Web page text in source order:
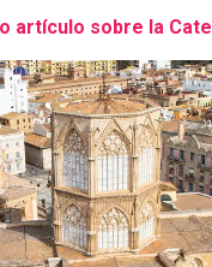
artículo sobre la